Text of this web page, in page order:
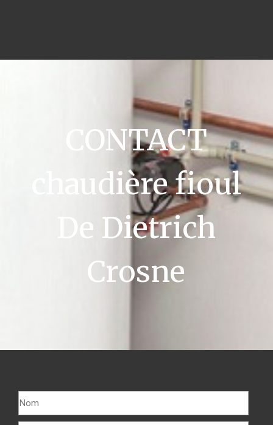
CONTACT
chaudière fioul
De Dietrich
Crosne